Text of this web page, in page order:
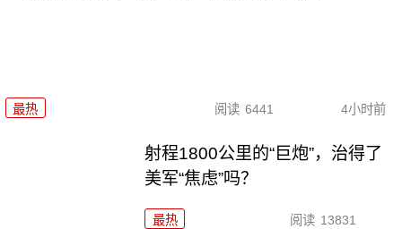
最热 阅读 6441 4小时前
射程1800公里的“巨炮”，治得了
美军“焦虑”吗？
最热 阅读 13831